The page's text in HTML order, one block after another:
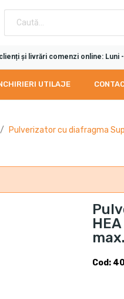
și livrări comenzi online: Luni
UTILAJE
Pulverizator cu diafragma
Cod: